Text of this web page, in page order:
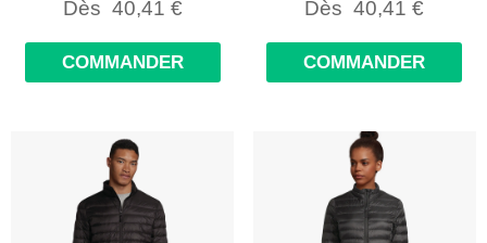
Dès 40,41 €
COMMANDER
Dès40,41 €
COMMANDER